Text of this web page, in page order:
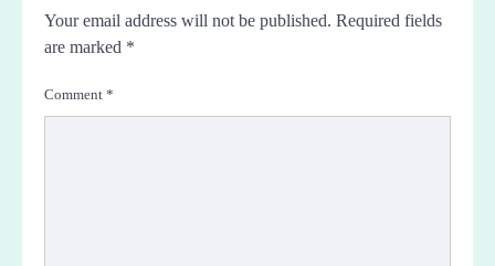
Your email address will not be published. Required fields
are marked *
Comment *